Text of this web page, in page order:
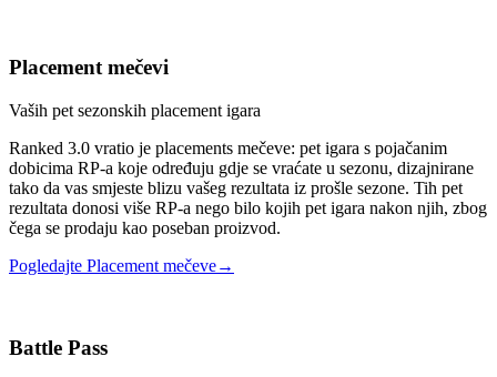
Placement mečevi
Vaših pet sezonskih placement igara
Ranked 3.0 vratio je placements mečeve: pet igara s pojačanim
dobicima RP-a koje određuju gdje se vraćate u sezonu, dizajnirane
tako da vas smjeste blizu vašeg rezultata iz prošle sezone. Tih pet
rezultata donosi više RP-a nego bilo kojih pet igara nakon njih, zbog
čega se prodaju kao poseban proizvod.
Pogledajte Placement mečeve→
Battle Pass